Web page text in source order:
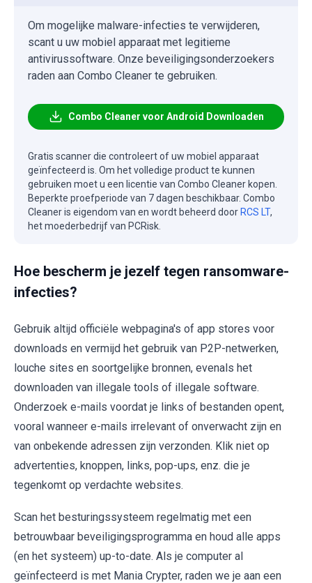
Om mogelijke malware-infecties te verwijderen,
scant u uw mobiel apparaat met legitieme
antivirussoftware. Onze beveiligingsonderzoekers
raden aan Combo Cleaner te gebruiken.
Combo Cleaner voor Android Downloaden
Gratis scanner die controleert of uw mobiel apparaat
geïnfecteerd is. Om het volledige product te kunnen
gebruiken moet u een licentie van Combo Cleaner kopen.
Beperkte proefperiode van 7 dagen beschikbaar. Combo
Cleaner is eigendom van en wordt beheerd doorRCS LT,
het moederbedrijf van PCRisk.
Hoe bescherm je jezelf tegen ransomware-
infecties?
Gebruik altijd officiële webpagina's of app stores voor
downloads en vermijd het gebruik van P2P-netwerken,
louche sites en soortgelijke bronnen, evenals het
downloaden van illegale tools of illegale software.
Onderzoek e-mails voordat je links of bestanden opent,
vooral wanneer e-mails irrelevant of onverwacht zijn en
van onbekende adressen zijn verzonden. Klik niet op
advertenties, knoppen, links, pop-ups, enz. die je
tegenkomt op verdachte websites.
Scan het besturingssysteem regelmatig met een
betrouwbaar beveiligingsprogramma en houd alle apps
(en het systeem) up-to-date. Als je computer al
geïnfecteerd is met Mania Crypter, raden we je aan een